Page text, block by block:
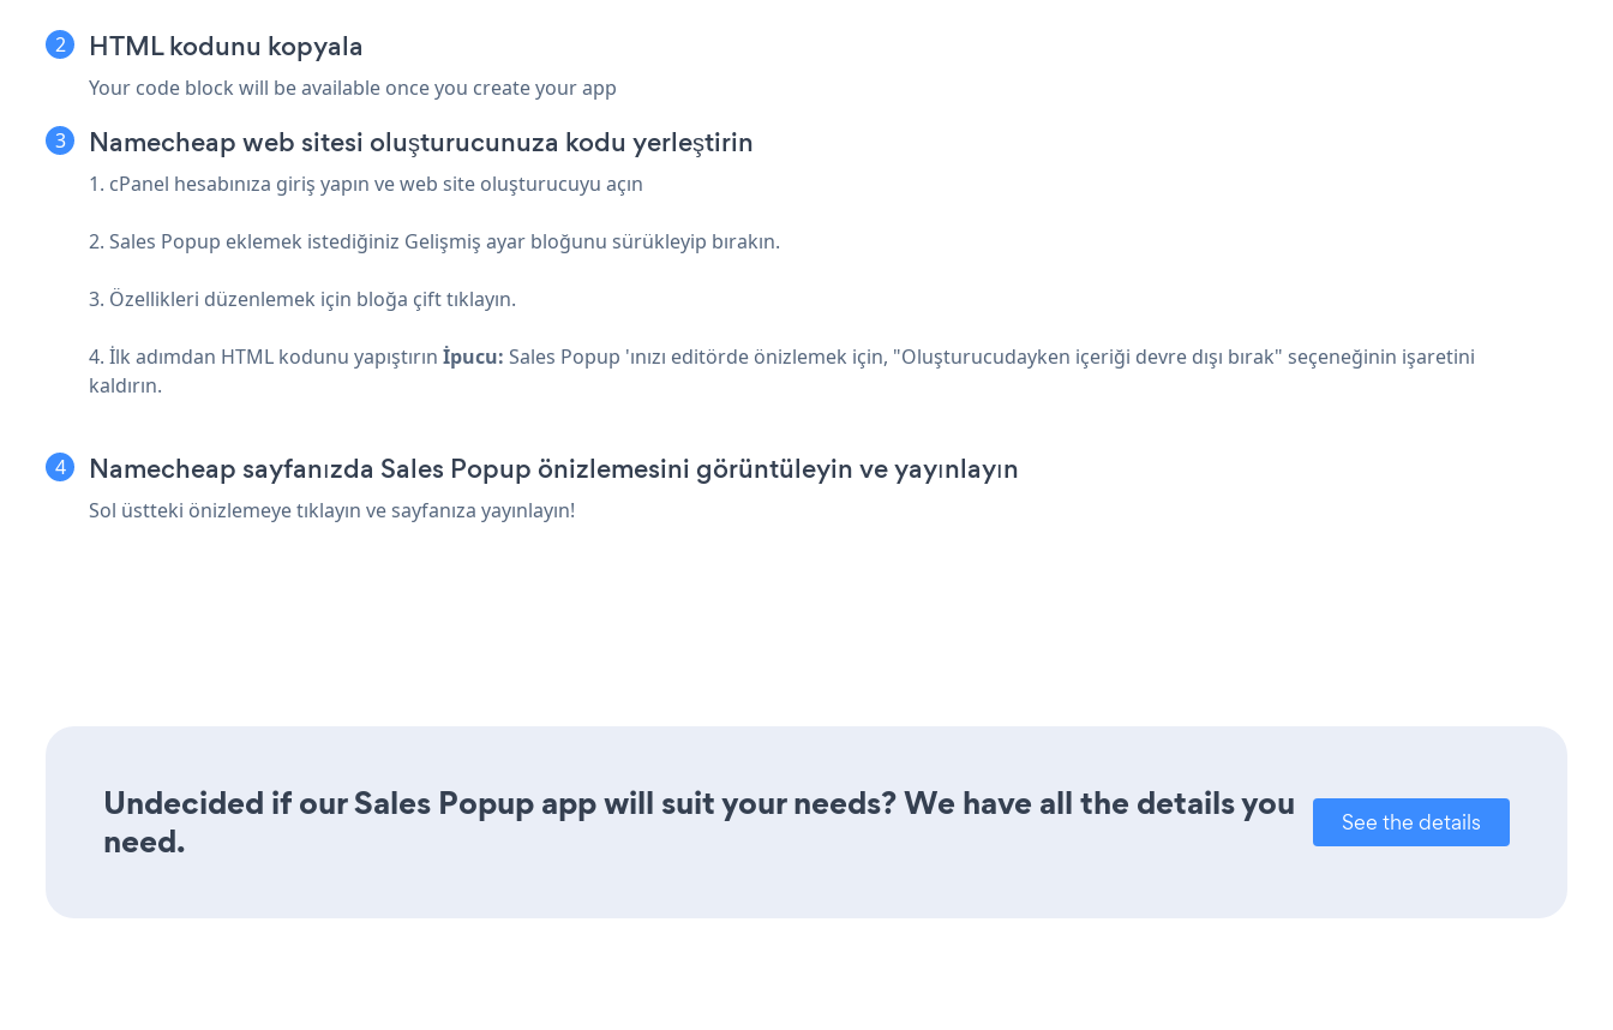
HTML kodunu kopyala
Your code block will be available once you create your app
Namecheap web sitesi oluşturucunuza kodu yerleştirin
1. cPanel hesabınıza giriş yapın ve web site oluşturucuyu açın
2. Sales Popup eklemek istediğiniz Gelişmiş ayar bloğunu sürükleyip bırakın.
3. Özellikleri düzenlemek için bloğa çift tıklayın.
4. İlk adımdan HTML kodunu yapıştırın İpucu: Sales Popup 'ınızı editörde önizlemek için, "Oluşturucudayken içeriği devre dışı bırak" seçeneğinin işaretini
kaldırın.
Namecheap sayfanızda Sales Popup önizlemesini görüntüleyin ve yayınlayın
Sol üstteki önizlemeye tıklayın ve sayfanıza yayınlayın!
Undecided if our Sales Popup app will suit your needs? We have all the details you
need.
See the details